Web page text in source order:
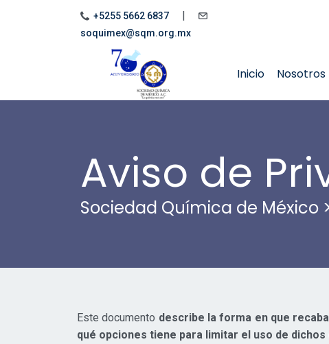
+5255 5662 6837 |
soquimex@sqm.org.mx
Inicio Nosotros
Aviso de
Sociedad Química de México
Este documento describe la forma en que
qué opciones tiene para limitar el uso de